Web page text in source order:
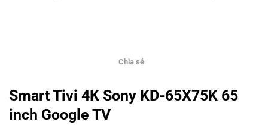
Chia sẻ
Smart Tivi 4K Sony KD-65X75K 65
inch Google TV